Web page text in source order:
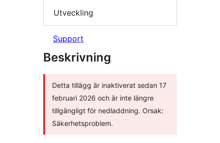
Utveckling
Support
Beskrivning
Detta tillägg är inaktiverat sedan 17
februari 2026 och är inte längre
tillgängligt för nedladdning. Orsak:
Säkerhetsproblem.